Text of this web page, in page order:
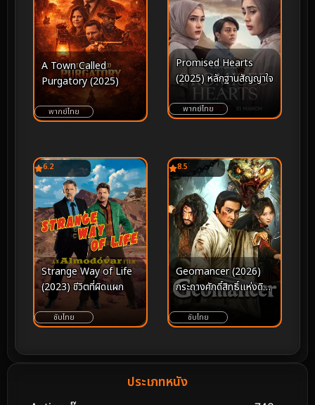
A Town Called
Purgatory (2025)
พากย์ไทย
Promised Hearts
(2025) หลักฐานสัญญาใจ
พากย์ไทย
6.2
Strange Way of Life
(2023) ชีวิตที่ผิดแผก
ซับไทย
8.5
Geomancer (2026)
กระถางศักดิ์สิทธิ์แห่งดิน
แดน
ซับไทย
ประเภทหนัง